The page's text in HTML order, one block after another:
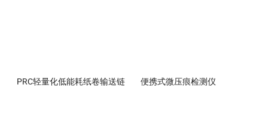
PRC轻量化低能耗纸卷输送链 便携式微压痕检测仪